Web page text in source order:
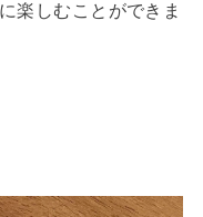
楽しむことができま